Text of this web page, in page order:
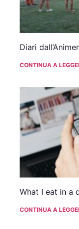
Diari
CONTINUA A
What I eat in a
CONTINUA A